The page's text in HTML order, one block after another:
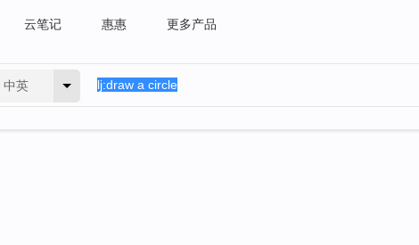
云笔记 惠惠 更多产品
中英